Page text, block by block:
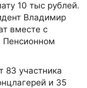
10 тыс рублей.
Владимир
вместе с
Пенсионном
83 участника
и 35